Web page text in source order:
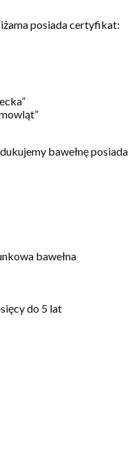
posiada certyfikat:
bawełnę posiada
bawełna
do 5 lat